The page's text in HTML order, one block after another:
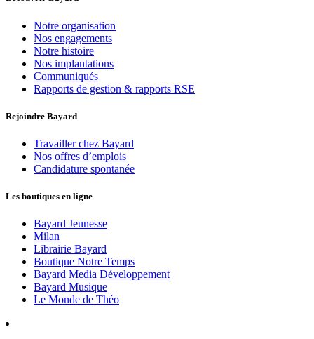
Notre organisation
Nos engagements
Notre histoire
Nos implantations
Communiqués
Rapports de gestion & rapports RSE
Rejoindre Bayard
Travailler chez Bayard
Nos offres d’emplois
Candidature spontanée
Les boutiques en ligne
Bayard Jeunesse
Milan
Librairie Bayard
Boutique Notre Temps
Bayard Media Développement
Bayard Musique
Le Monde de Théo